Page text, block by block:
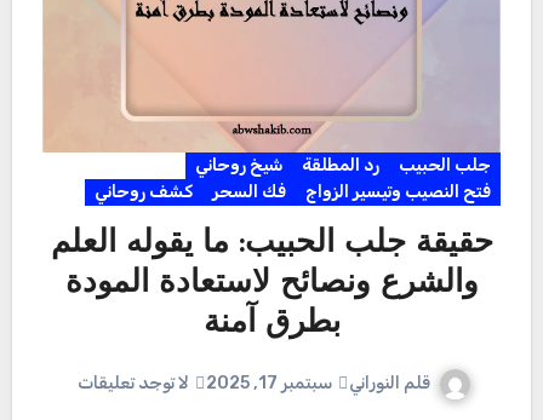
جلب الحبيب رد المطلقة
شيخ روحاني
فتح النصيب وتيسير الزواج
فك السحر كشف روحاني
حقيقة جلب الحبيب: ما يقوله العلم
والشرع ونصائح لاستعادة المودة
بطرق آمنة
قلم النوراني سبتمبر 17, 2025 لا توجد تعليقات